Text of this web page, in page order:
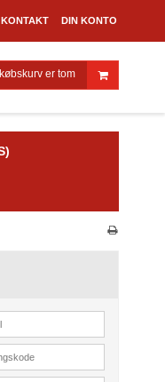
KONTAKT DIN KONTO
er tom